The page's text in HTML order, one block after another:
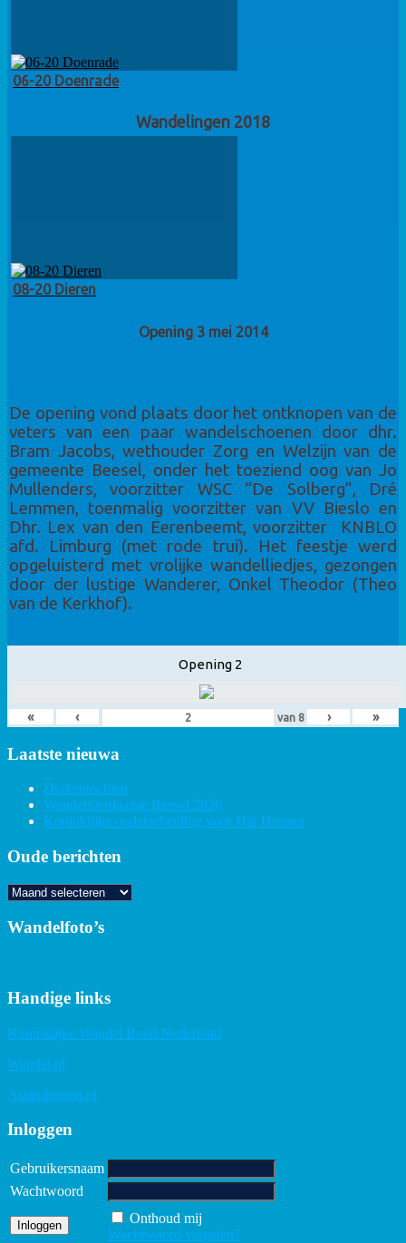
06-20 Doenrade
Wandelingen 2018
08-20 Dieren
Opening 3 mei 2014
De opening vond plaats door het ontknopen van de
veters van een paar wandelschoenen door dhr.
Bram Jacobs, wethouder Zorg en Welzijn van de
gemeente Beesel, onder het toeziend oog van Jo
Mullenders, voorzitter WSC “De Solberg”, Dré
Lemmen, toenmalig voorzitter van VV Bieslo en
Dhr. Lex van den Eerenbeemt, voorzitter KNBLO
afd. Limburg (met rode trui). Het feestje werd
opgeluisterd met vrolijke wandelliedjes, gezongen
door der lustige Wanderer, Onkel Theodor (Theo
van de Kerkhof).
Opening 2
« ‹ van 8 › »
Laatste nieuwa
Drakentochten
Wandelvierdaagse Beesel 2026
Koninklijke onderscheiding voor Har Hensen
Oude berichten
Oude
Wandelfoto’s
Handige links
Koninklijke Wandel Bond Nederland
Wandel.nl
Astandmeten.nl
Inloggen
Gebruikersnaam
Wachtwoord
Onthoud mij
Wachtwoord vergeten?